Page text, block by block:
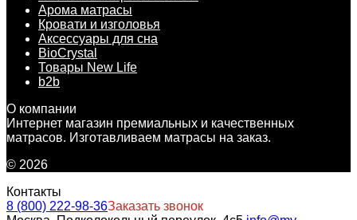
Арома матрасы
Кровати и изголовья
Аксессуары для сна
BioCrystal
Товары New Life
b2b
О компании
Интернет магазин премиальных и качественных
матрасов. Изготавливаем матрасы на заказ.
© 2026
Контакты
8 (800) 222-98-36Заказать звонок